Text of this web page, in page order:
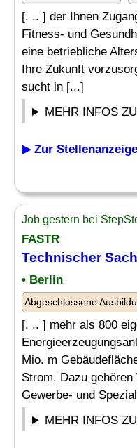
[. .. ] der Ihnen
Fitness- und
eine betriebliche
Ihre Zukunft
sucht in [...]
MEHR INFOS
▶ Zur Stellenanzeige
Job gestern bei
FASTR
Technischer
• Berlin
Abgeschlossene
[. .. ] mehr als 800
Mio. m
Strom. Dazu gehören
Gewerbe- und
MEHR INFOS